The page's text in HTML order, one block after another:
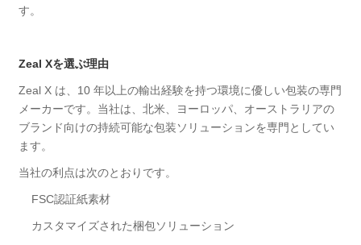
す。
Zeal Xを選ぶ理由
Zeal X は、10 年以上の輸出経験を持つ環境に優しい包装の専門
メーカーです。当社は、北米、ヨーロッパ、オーストラリアの
ブランド向けの持続可能な包装ソリューションを専門としてい
ます。
当社の利点は次のとおりです。
FSC認証紙素材
カスタマイズされた梱包ソリューション